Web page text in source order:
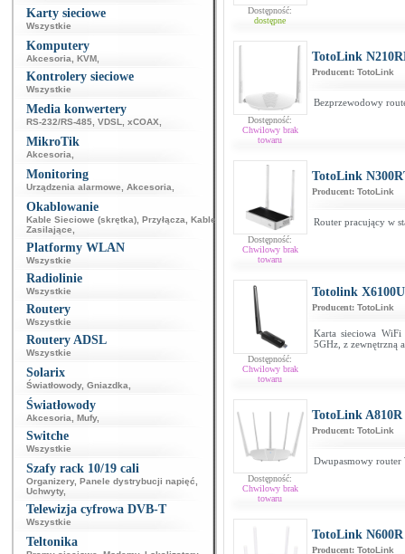
Karty sieciowe
Wszystkie
Komputery
Akcesoria KVM
Kontrolery sieciowe
Wszystkie
Media konwertery
RS-232/RS-485 VDSL xCOAX
MikroTik
Akcesoria
Monitoring
Urządzenia alarmowe Akcesoria
Okablowanie
Kable Sieciowe (skrętka) Przyłącza
Kable
Zasilające
Platformy WLAN
Wszystkie
Radiolinie
Wszystkie
Routery
Wszystkie
Routery ADSL
Wszystkie
Solarix
Światłowody, Gniazdka
Światłowody
Akcesoria Mufy,
Switche
Wszystkie
Szafy rack 10/19 cali
Organizery, Panele dystrybucji napięć
Uchwyty,
Telewizja cyfrowa DVB-T
Wszystkie
Teltonika
Dostępność:
dostępne
Dostępność:
Chwilowy brak
towaru
TotoLink
Producent: TotoLink
Bezprzewodowy
Dostępność:
Chwilowy brak
towaru
TotoLink
Producent: TotoLink
Router pracujący w
Dostępność:
Chwilowy brak
towaru
Totolink
Producent: TotoLink
Karta sieciowa
5GHz, z zewnętrzną
Dostępność:
Chwilowy brak
towaru
TotoLink A810R
Producent: TotoLink
Dwupasmowy router
TotoLink N600R
Producent: TotoLink